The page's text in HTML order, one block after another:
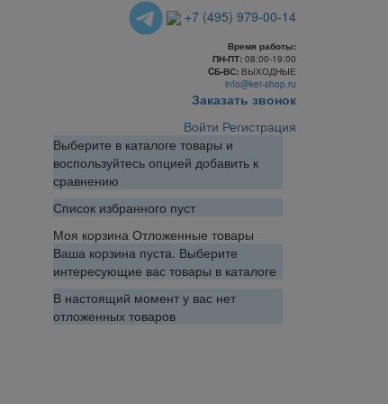
+7 (495) 979-00-14
Время работы:
ПН-ПТ: 08:00-19:00
CБ-ВС: ВЫХОДНЫЕ
info@ker-shop.ru
Заказать звонок
Войти Регистрация
Выберите в каталоге товары и
воспользуйтесь опцией добавить к
сравнению
Список избранного пуст
Моя корзина Отложенные товары
Ваша корзина пуста. Выберите
интересующие вас товары в каталоге
В настоящий момент у вас нет
отложенных товаров